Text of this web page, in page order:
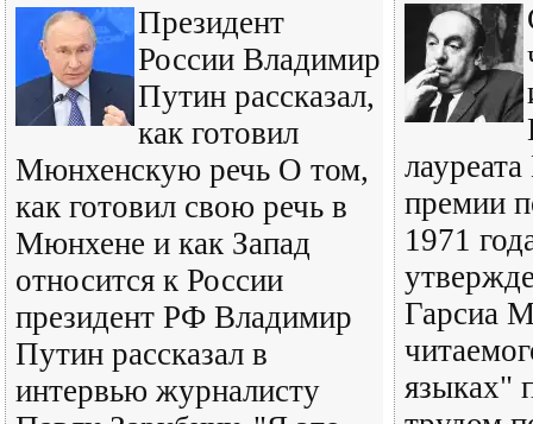
Президент
России Владимир
Путин рассказал,
как готовил
Мюнхенскую речь О том,
как готовил свою речь в
Мюнхене и как Запад
относится к России
президент РФ Владимир
Путин рассказал в
интервью журналисту
премии
1971
Гарсиа
языках"